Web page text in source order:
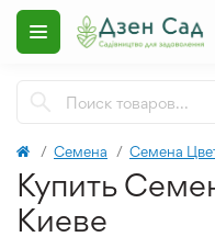
Семена Семена
Купить
Киеве